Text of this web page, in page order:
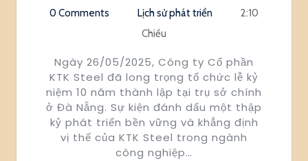
0 Comments
Lịch sử phát triển
2:10
Chiều
Ngày 26/05/2025, Công ty Cổ phần
KTK Steel đã long trọng tổ chức lễ kỷ
niệm 10 năm thành lập tại trụ sở chính
ở Đà Nẵng. Sự kiện đánh dấu một thập
kỷ phát triển bền vững và khẳng định
vị thế của KTK Steel trong ngành
công nghiệp…